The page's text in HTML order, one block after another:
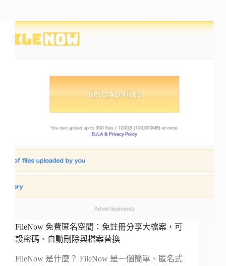
FileNow 免費匿名空間：免註冊分享大檔案，可
設密碼、自動刪除與檔案替換
FileNow 是什麼？ FileNow 是一個簡單、匿名式